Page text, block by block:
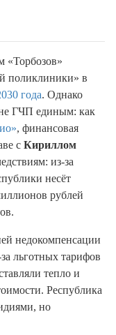
«Торбозов»
поликлиники» в
года. Однако
ГЧП единым: как
, финансовая
с Кириллом
из‑за
несёт
рублей
недокомпенсации
льготных тарифов
тепло и
Республика
но